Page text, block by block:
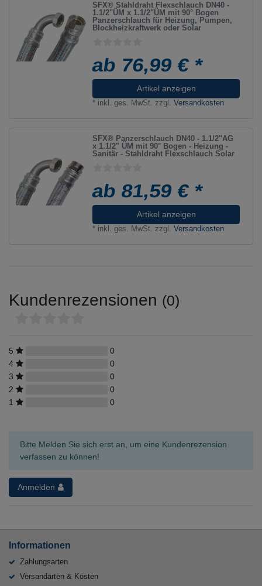
SFX® Stahldraht Flexschlauch DN40 -
1.1/2"ÜM x 1.1/2"ÜM mit 90° Bogen
Panzerschlauch für Heizung, Pumpen,
Blockheizkraftwerk oder Solar
ab 76,99 € *
Artikel anzeigen
* inkl. ges. MwSt. zzgl.Versandkosten
SFX® Panzerschlauch DN40 - 1.1/2"AG
x 1.1/2" ÜM mit 90° Bogen - Heizung -
Sanitär - Stahldraht Flexschlauch Solar
ab 81,59 € *
Artikel anzeigen
* inkl. ges. MwSt. zzgl.Versandkosten
Kundenrezensionen (0)
5
0
4
0
3
0
2
0
1
0
Bitte Melden Sie sich erst an, um eine Kundenrezension
verfassen zu können!
Anmelden
Informationen
Zahlungsarten
Versandarten & Kosten